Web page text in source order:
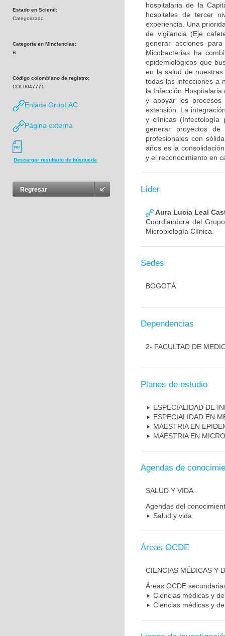
Estado en Scienti:
Categorizado
Categoría en Minciencias:
B
Código colombiano de registro:
COL0047771
Enlace GrupLAC
Página externa
Descargar resultado de búsqueda
Regresar
hospitalaria de la
hospitales de tercer
experiencia. Una
de vigilancia (Eje
generar acciones
Micobacterias ha
epidemiológicos que
en la salud de
todas las infecciones a
la Infección
y apoyar los
extensión. La
y clínicas (Infectología
generar proyectos
profesionales con
años es la
y el reconocimiento en
Líder
Aura Lucia Leal
Coordiandora del
Microbiología Clínica.
Sedes
BOGOTÁ
Dependencias
2- FACULTAD DE
Planes de estudio
ESPECIALIDAD DE
ESPECIALIDAD EN
MAESTRIA EN
MAESTRIA EN
Agendas de
SALUD Y VIDA
Agendas del
Salud y vida
Áreas OCDE
CIENCIAS MÉDICAS Y
Áreas OCDE
Ciencias médicas y
Ciencias médicas y